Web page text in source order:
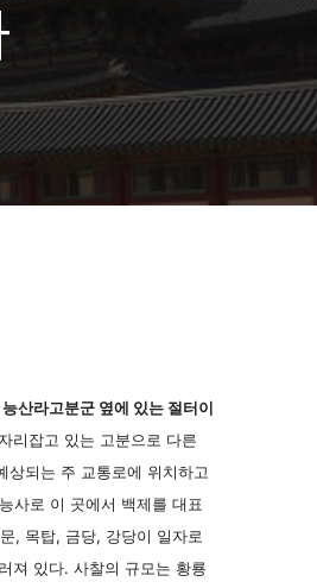
산라고분군 옆에 있는 절터이
리잡고 있는 고분으로 다른
상되는 주 교통로에 위치하고
사로 이 곳에서 백제를 대표
, 목탑, 금당, 강당이 일자로
져 있다. 사찰의 규모는 황룡